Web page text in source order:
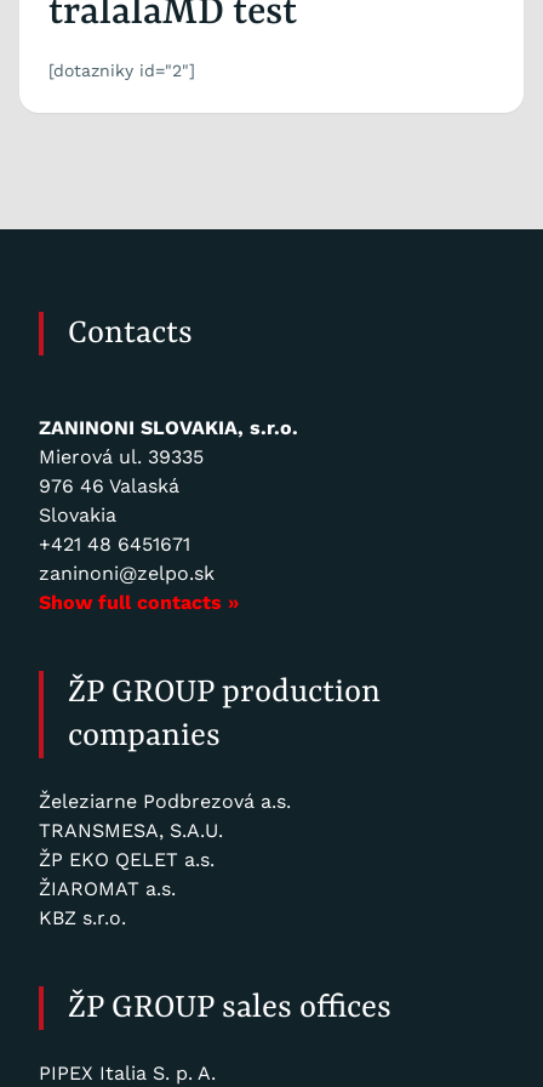
tralalaMD test
[dotazniky id="2"]
Contacts
ZANINONI SLOVAKIA, s.r.o.
Mierová ul. 39335
976 46 Valaská
Slovakia
+421 48 6451671
zaninoni@zelpo.sk
Show full contacts »
ŽP GROUP production
companies
Železiarne Podbrezová a.s.
TRANSMESA, S.A.U.
ŽP EKO QELET a.s.
ŽIAROMAT a.s.
KBZ s.r.o.
ŽP GROUP sales offices
PIPEX Italia S. p. A.